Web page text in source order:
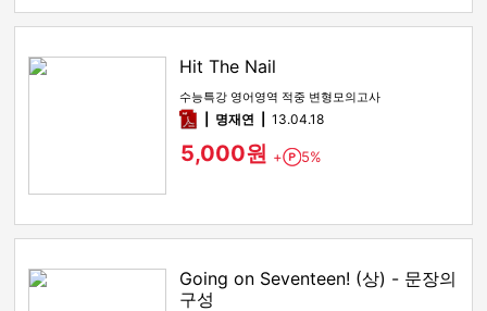
Hit The Nail
수능특강 영어영역 적중 변형모의고사
pdf명재연 13.04.18
5,000원 + Point
5%
Going on Seventeen! (상) - 문장의
구성